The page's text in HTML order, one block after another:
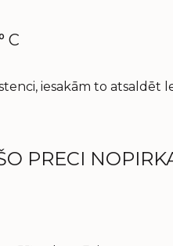
C
iesakām to atsaldēt
PRECI